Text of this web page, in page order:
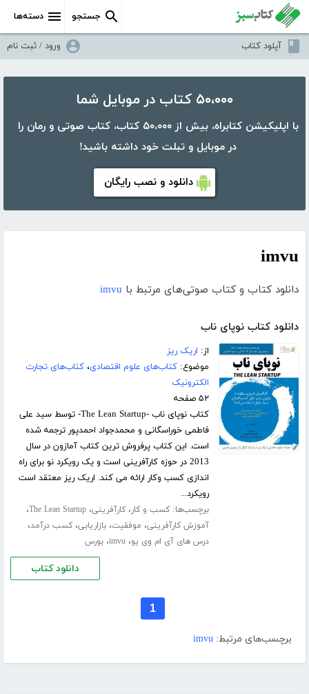
دسته‌ها جستجو
آپلود کتاب ورود / ثبت نام
۵۰،۰۰۰ کتاب در موبایل شما
با اپلیکیشن کتابراه، بیش از ۵۰،۰۰۰ کتاب، کتاب صوتی و رمان را
در موبایل و تبلت خود داشته باشید!
دانلود و نصب رایگان
imvu
دانلود کتاب و کتاب صوتی‌های مرتبط با imvu
دانلود کتاب نوپای ناب
از: اریک ریز
موضوع:کتاب‌های علوم اقتصادی،کتاب‌های تجارت
الکترونیک
۵۲ صفحه
کتاب نوپای ناب -The Lean Startup- توسط سید علی
فاطمی خوراسگانی و محمدجواد احمدپور ترجمه شده
است. این کتاب پرفروش ترین کتاب آمازون در سال
2013 در حوزه کارآفرینی است و یک رویکرد نو برای راه‌
اندازی کسب وکار ارائه می کند. اریک ریز معتقد است
رویکرد...
برچسب‌ها:کسب و کار،کارآفرینی،The Lean Startup،
آموزش کارآفرینی، موفقیت،بازاریابی،کسب درآمد،
درس های آی ام وی یو،imvu،بورس
دانلود کتاب
1
برچسب‌های مرتبط: imvu